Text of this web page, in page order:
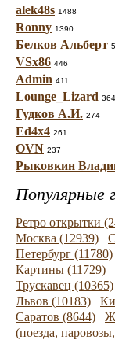
alek48s 1488
Ronny 1390
Белков Альберт
VSx86 446
Admin 411
Lounge_Lizard 364
Гудков А.И. 274
Ed4x4 261
OVN 237
Рыковкин
Популярные
Ретро открытки
Москва (12939)
Петербург (11780)
Картины (11729)
Трускавец (10365)
Львов (10183)
Саратов (8644)
(поезда,